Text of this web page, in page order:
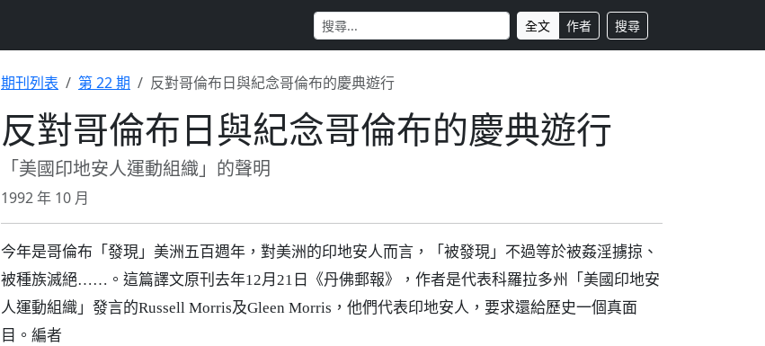
全文 作者 搜尋
期刊列表 第 22 期 反對哥倫布日與紀念哥倫布的慶典遊行
反對哥倫布日與紀念哥倫布的慶典遊行
「美國印地安人運動組織」的聲明
1992 年 10 月
今年是哥倫布「發現」美洲五百週年，對美洲的印地安人而言，「被發現」不過等於被姦淫擄掠、
被種族滅絕……。這篇譯文原刊去年12月21日《丹佛郵報》，作者是代表科羅拉多州「美國印地安
人運動組織」發言的Russell Morris及Gleen Morris，他們代表印地安人，要求還給歷史一個真面
目。編者